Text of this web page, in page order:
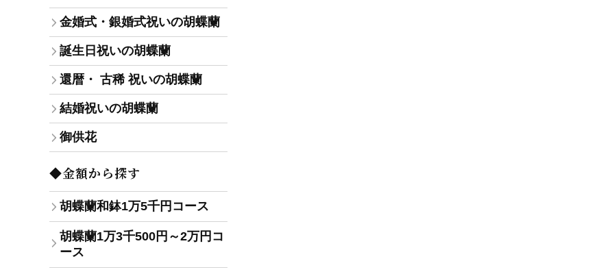
金婚式・銀婚式祝いの胡蝶蘭
誕生日祝いの胡蝶蘭
還暦・ 古稀 祝いの胡蝶蘭
結婚祝いの胡蝶蘭
御供花
◆金額から探す
胡蝶蘭和鉢1万5千円コース
胡蝶蘭1万3千500円～2万円コ
ース